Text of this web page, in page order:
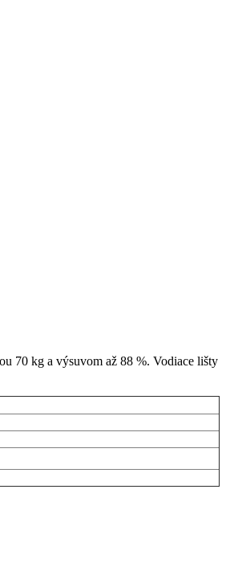
70 kg a výsuvom až 88 %. Vodiace lišty